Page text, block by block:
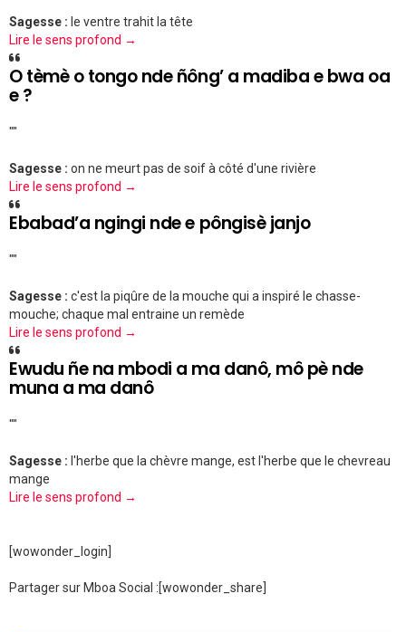
Sagesse : le ventre trahit la tête
Lire le sens profond →
O tèmè o tongo nde ñông’ a madiba e bwa oa
e ?
""
Sagesse : on ne meurt pas de soif à côté d'une rivière
Lire le sens profond →
Ebabad’a ngingi nde e pôngisè janjo
""
Sagesse : c'est la piqûre de la mouche qui a inspiré le chasse-
mouche; chaque mal entraine un remède
Lire le sens profond →
Ewudu ñe na mbodi a ma danô, mô pè nde
muna a ma danô
""
Sagesse : l'herbe que la chèvre mange, est l'herbe que le chevreau
mange
Lire le sens profond →
[wowonder_login]
Partager sur Mboa Social :[wowonder_share]